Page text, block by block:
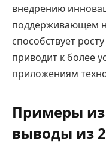
внедрению
поддерживающем
способствует
приводит к более
приложениям
Примеры
выводы из